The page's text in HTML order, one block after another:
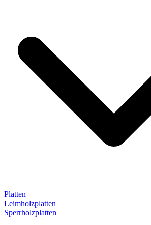
Platten
Leimholzplatten
Sperrholzplatten